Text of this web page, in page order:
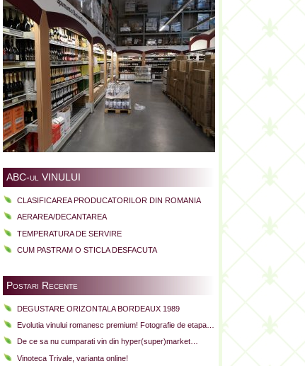
ABC-ul VINULUI
CLASIFICAREA PRODUCATORILOR DIN ROMANIA
AERAREA/DECANTAREA
TEMPERATURA DE SERVIRE
CUM PASTRAM O STICLA DESFACUTA
Postari Recente
DEGUSTARE ORIZONTALA BORDEAUX 1989
Evolutia vinului romanesc premium! Fotografie de etapa…
De ce sa nu cumparati vin din hyper(super)market…
Vinoteca Trivale, varianta online!